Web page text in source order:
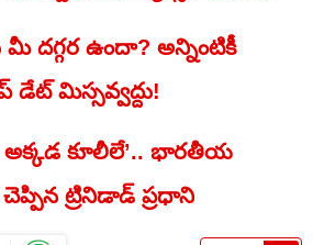
మీ దగ్గర ఉందా? అన్నింటికీ
మిస్సవ్వద్దు!
అక్కడ కూలీలే’.. భారతీయ
ట్రినిడాడ్ ప్రధాని